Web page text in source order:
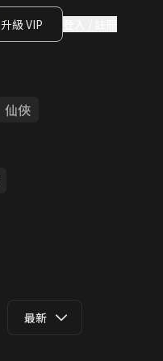
升級 VIP
仙俠
最新